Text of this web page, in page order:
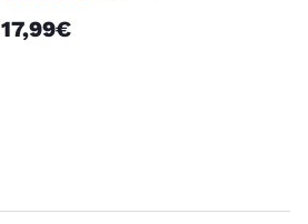
17,99€